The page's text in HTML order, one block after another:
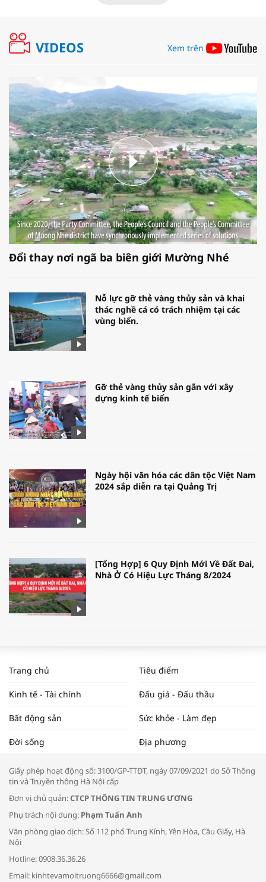
VIDEOS Xem trên
Đổi thay nơi ngã ba biên giới Mường Nhé
Nỗ lực gỡ thẻ vàng thủy sản và khai
thác nghề cá có trách nhiệm tại các
vùng biển.
Gỡ thẻ vàng thủy sản gắn với xây
dựng kinh tế biển
Ngày hội văn hóa các dân tộc Việt Nam
2024 sắp diễn ra tại Quảng Trị
[Tổng Hợp] 6 Quy Định Mới Về Đất Đai,
Nhà Ở Có Hiệu Lực Tháng 8/2024
NAM NĂM 2024 VÀ NĂM 2025 | NHỊP
ĐẬP THỊ TRƯỜNG #62
Tọa đàm “Xúc tiến thương mại: Khơi
Bác sĩ tư vấn cách phòng tránh bệnh
Trang chủ Tiêu điểm
Kinh tế - Tài chính Đấu giá - Đấu thầu
Bất động sản Sức khỏe - Làm đẹp
Đời sống Địa phương
Giấy phép hoạt động số: 3100/GP-TTĐT, ngày 07/09/2021 do Sở Thông
tin và Truyền thông Hà Nội cấp
Đơn vị chủ quản:CTCP THÔNG TIN TRUNG ƯƠNG
Phụ trách nội dung: Phạm Tuấn Anh
Văn phòng giao dịch: Số 112 phố Trung Kính, Yên Hòa, Cầu Giấy, Hà
Nội
Hotline: 0908.36.36.26
Email: kinhtevamoitruong6666@gmail.com